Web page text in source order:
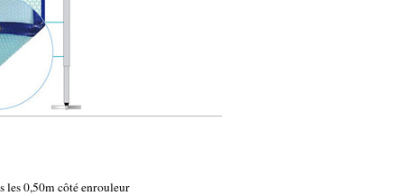
les 0,50m côté enrouleur